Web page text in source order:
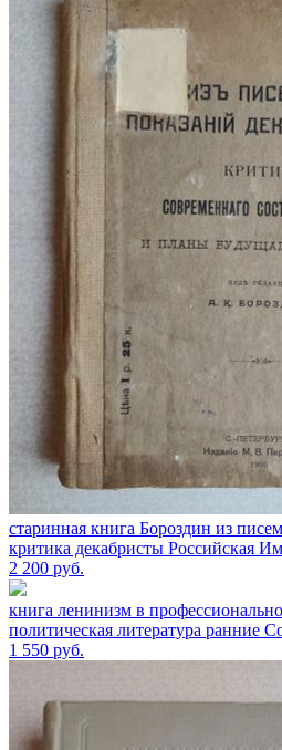
старинная книга Бороздин из
критика декабристы Российская
2 200 руб.
книга ленинизм в
политическая литература ранние
1 550 руб.